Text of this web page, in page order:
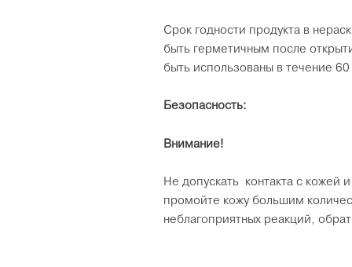
Срок годности продукта в
быть герметичным после
быть использованы в течение
Безопасность:
Внимание!
Не допускать контакта с кожей
промойте кожу большим
неблагоприятных реакций,